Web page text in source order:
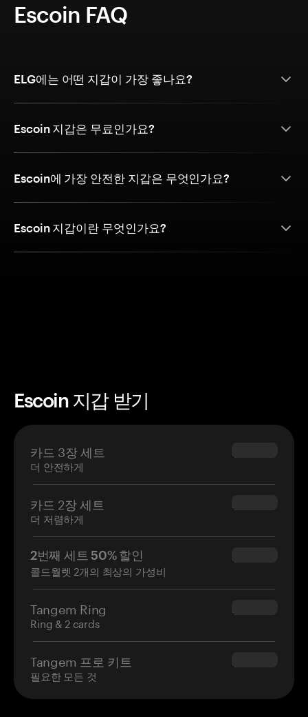
Escoin FAQ
ELG에는 어떤 지갑이 가장 좋나요?
Escoin 지갑은 무료인가요?
Escoin에 가장 안전한 지갑은 무엇인가요?
Escoin 지갑이란 무엇인가요?
Escoin 지갑 받기
카드 3장 세트
더 안전하게
$69.90
카드 2장 세트
더 저렴하게
$54.90
2번째 세트 50% 할인
콜드월렛 2개의 최상의 가성비
$34.95
Tangem Ring
Ring & 2 cards
$160.00
Tangem 프로 키트
필요한 모든 것
$180.00